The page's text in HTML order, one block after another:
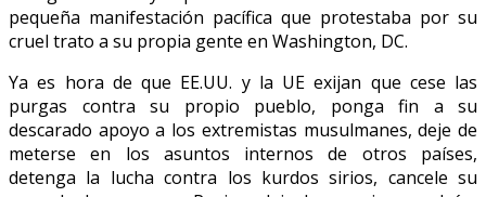
pequeña manifestación pacífica que protestaba por su
cruel trato a su propia gente en Washington, DC.
Ya es hora de que EE.UU. y la UE exijan que cese las
purgas contra su propio pueblo, ponga fin a su
descarado apoyo a los extremistas musulmanes, deje de
meterse en los asuntos internos de otros países,
detenga la lucha contra los kurdos sirios, cancele su